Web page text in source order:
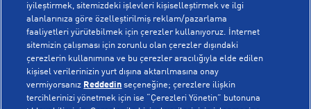
KURUMSAL
Hakkımızda
Mağazalarımız
YARDIM
iyileştirmek, sitemizdeki işlevleri kişiselleştirmek ve ilgi
alanlarınıza göre özelleştirilmiş reklam/pazarlama
faaliyetleri yürütebilmek için çerezler kullanıyoruz. İnternet
sitemizin çalışması için zorunlu olan çerezler dışındaki
çerezlerin kullanımına ve bu çerezler aracılığıyla elde edilen
kişisel verilerinizin yurt dışına aktarılmasına onay
vermiyorsanız Reddedin seçeneğine; çerezlere ilişkin
tercihlerinizi yönetmek için ise “Çerezleri Yönetin” butonuna